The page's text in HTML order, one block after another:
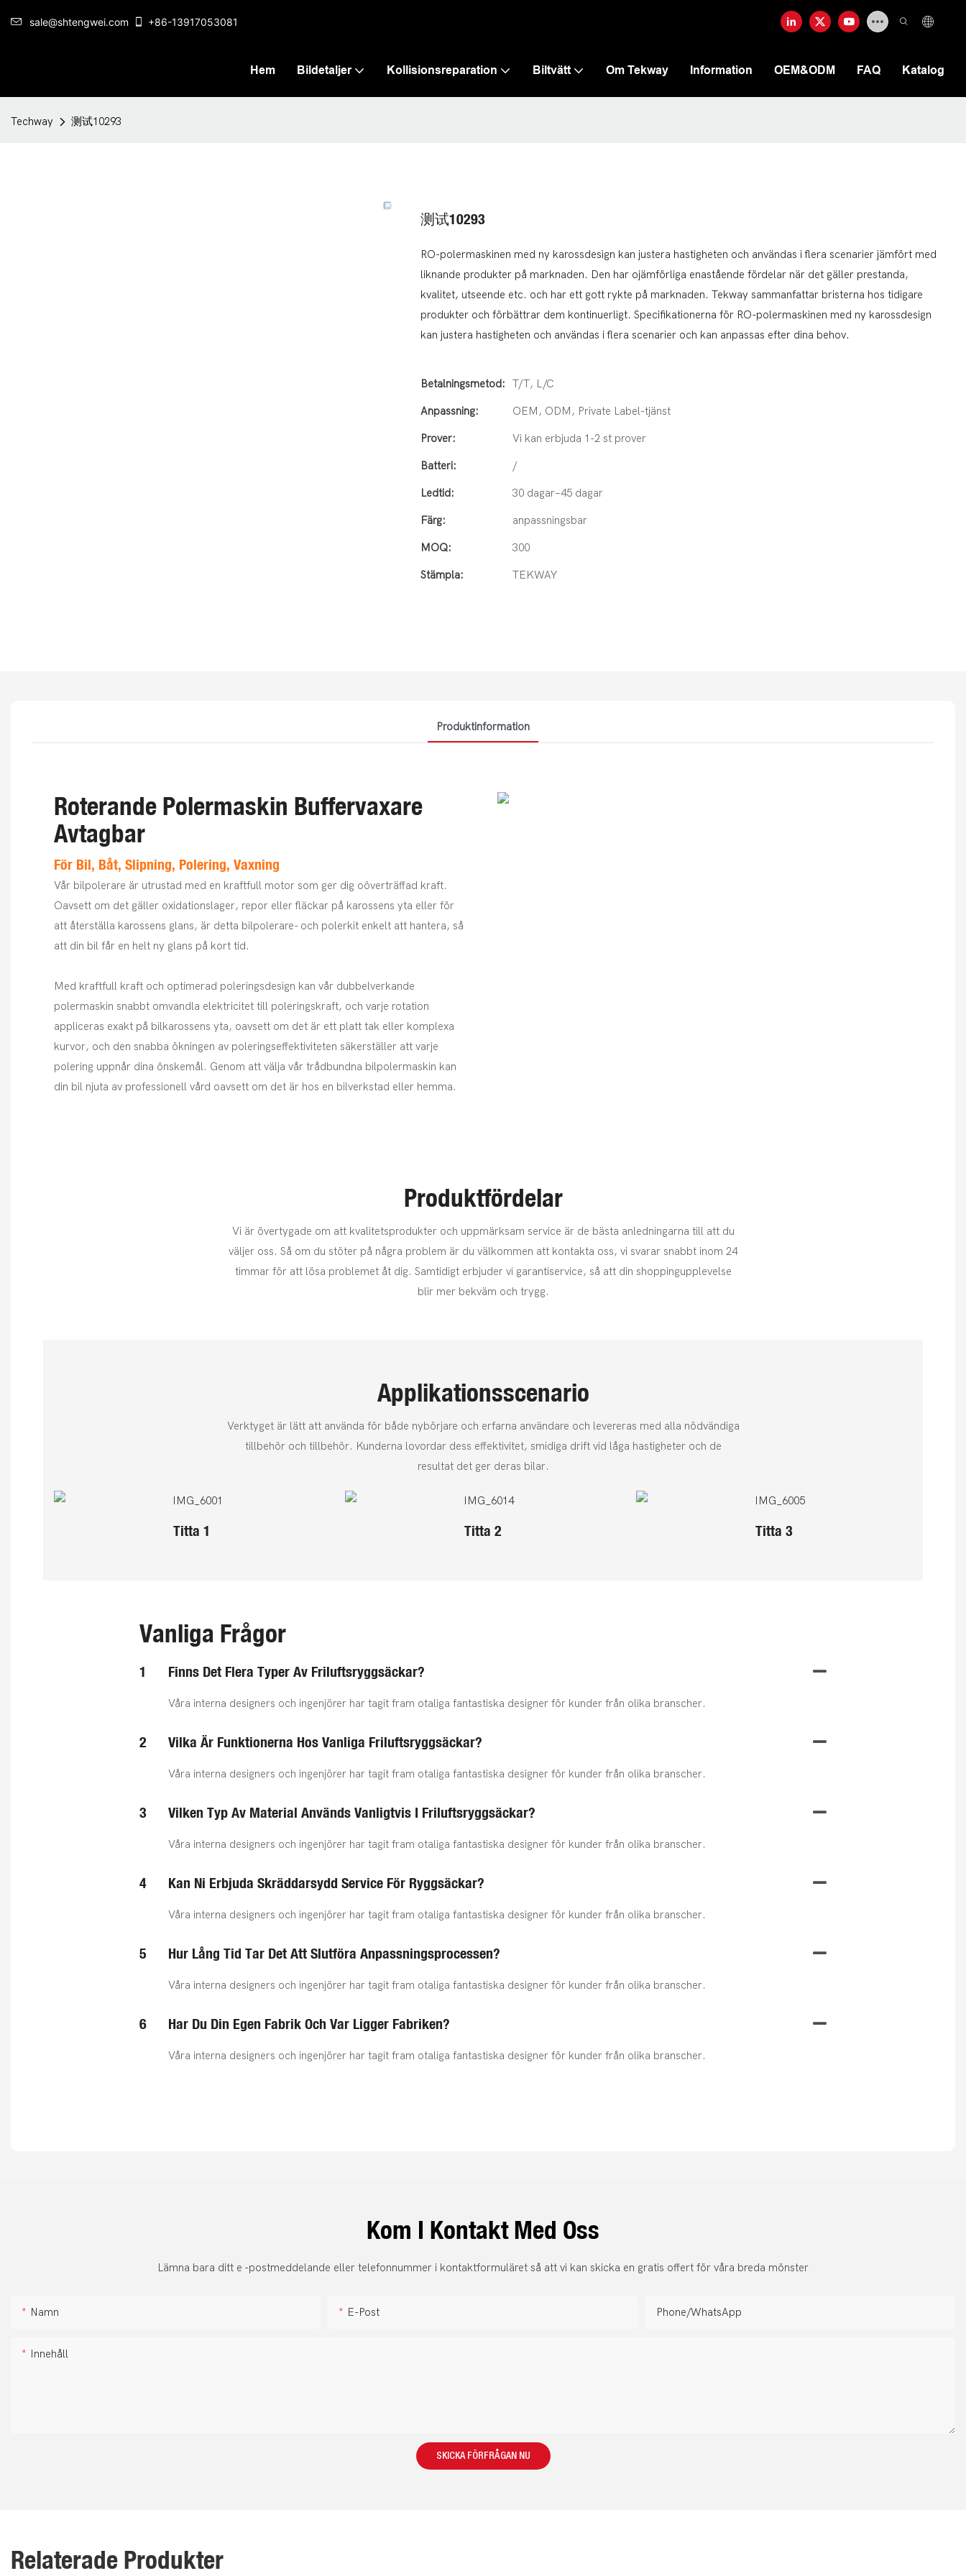
sale@shtengwei.com +86-13917053081
Hem Bildetaljer Kollisionsreparation Biltvätt Om Tekway Information OEM&ODM FAQ Katalog
Techway 测试10293
测试10293
RO-polermaskinen med ny karossdesign kan justera hastigheten och användas i flera scenarier jämfört med
liknande produkter på marknaden. Den har ojämförliga enastående fördelar när det gäller prestanda,
kvalitet, utseende etc. och har ett gott rykte på marknaden. Tekway sammanfattar bristerna hos tidigare
produkter och förbättrar dem kontinuerligt. Specifikationerna för RO-polermaskinen med ny karossdesign
kan justera hastigheten och användas i flera scenarier och kan anpassas efter dina behov.
Betalningsmetod: T/T, L/C
Anpassning: OEM, ODM, Private Label-tjänst
Prover: Vi kan erbjuda 1-2 st prover
Batteri: /
Ledtid: 30 dagar–45 dagar
Färg: anpassningsbar
MOQ: 300
Stämpla: TEKWAY
Produktinformation
Roterande Polermaskin Buffervaxare
Avtagbar
För Bil, Båt, Slipning, Polering, Vaxning
Vår bilpolerare är utrustad med en kraftfull motor som ger dig oöverträffad kraft.
Oavsett om det gäller oxidationslager, repor eller fläckar på karossens yta eller för
att återställa karossens glans, är detta bilpolerare- och polerkit enkelt att hantera, så
att din bil får en helt ny glans på kort tid.
Med kraftfull kraft och optimerad poleringsdesign kan vår dubbelverkande
polermaskin snabbt omvandla elektricitet till poleringskraft, och varje rotation
appliceras exakt på bilkarossens yta, oavsett om det är ett platt tak eller komplexa
kurvor, och den snabba ökningen av poleringseffektiviteten säkerställer att varje
polering uppnår dina önskemål. Genom att välja vår trådbundna bilpolermaskin kan
din bil njuta av professionell vård oavsett om det är hos en bilverkstad eller hemma.
Produktfördelar
Vi är övertygade om att kvalitetsprodukter och uppmärksam service är de bästa anledningarna till att du
väljer oss. Så om du stöter på några problem är du välkommen att kontakta oss, vi svarar snabbt inom 24
timmar för att lösa problemet åt dig. Samtidigt erbjuder vi garantiservice, så att din shoppingupplevelse
blir mer bekväm och trygg.
Applikationsscenario
Verktyget är lätt att använda för både nybörjare och erfarna användare och levereras med alla nödvändiga
tillbehör och tillbehör. Kunderna lovordar dess effektivitet, smidiga drift vid låga hastigheter och de
resultat det ger deras bilar.
Titta 1 Titta 2 Titta 3
Vanliga Frågor
1 Finns Det Flera Typer Av Friluftsryggsäckar?
Våra interna designers och ingenjörer har tagit fram otaliga fantastiska designer för kunder från olika branscher.
2 Vilka Är Funktionerna Hos Vanliga Friluftsryggsäckar?
Våra interna designers och ingenjörer har tagit fram otaliga fantastiska designer för kunder från olika branscher.
3 Vilken Typ Av Material Används Vanligtvis I Friluftsryggsäckar?
Våra interna designers och ingenjörer har tagit fram otaliga fantastiska designer för kunder från olika branscher.
4 Kan Ni Erbjuda Skräddarsydd Service För Ryggsäckar?
Våra interna designers och ingenjörer har tagit fram otaliga fantastiska designer för kunder från olika branscher.
5 Hur Lång Tid Tar Det Att Slutföra Anpassningsprocessen?
Våra interna designers och ingenjörer har tagit fram otaliga fantastiska designer för kunder från olika branscher.
6 Har Du Din Egen Fabrik Och Var Ligger Fabriken?
Våra interna designers och ingenjörer har tagit fram otaliga fantastiska designer för kunder från olika branscher.
Kom I Kontakt Med Oss
Lämna bara ditt e -postmeddelande eller telefonnummer i kontaktformuläret så att vi kan skicka en gratis offert för våra breda mönster
Namn E-Post Phone/whatsApp
Innehåll
SKICKA FÖRFRÅGAN NU
Relaterade Produkter